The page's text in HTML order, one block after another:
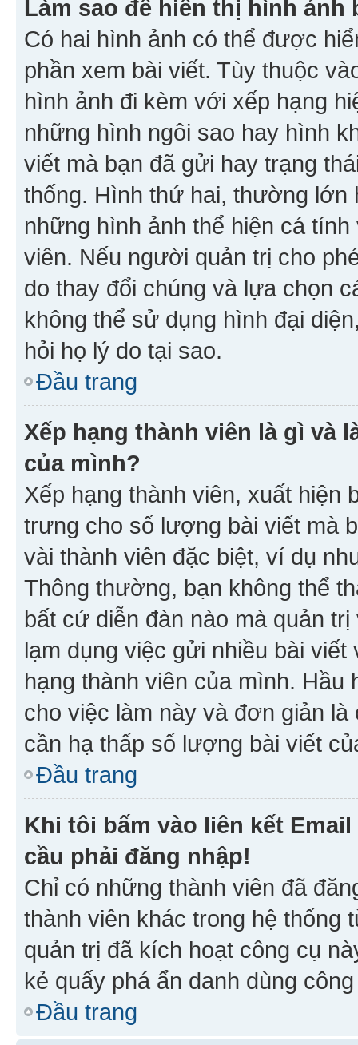
Làm sao để hiển thị hình
Có hai hình ảnh có thể được
phần xem bài viết. Tùy thuộc
hình ảnh đi kèm với xếp hạng
những hình ngôi sao hay hình
viết mà bạn đã gửi hay trạng
thống. Hình thứ hai, thường
những hình ảnh thể hiện cá
viên. Nếu người quản trị cho
do thay đổi chúng và lựa chọn
không thể sử dụng hình đại
hỏi họ lý do tại sao.
Đầu trang
Xếp hạng thành viên là gì và
của mình?
Xếp hạng thành viên, xuất
trưng cho số lượng bài viết mà
vài thành viên đặc biệt, ví dụ
Thông thường, bạn không thể
bất cứ diễn đàn nào mà quản
lạm dụng việc gửi nhiều bài
hạng thành viên của mình. Hầu
cho việc làm này và đơn giản
cần hạ thấp số lượng bài viết
Đầu trang
Khi tôi bấm vào liên kết
cầu phải đăng nhập!
Chỉ có những thành viên đã
thành viên khác trong hệ thống
quản trị đã kích hoạt công cụ
kẻ quấy phá ẩn danh dùng
Đầu trang